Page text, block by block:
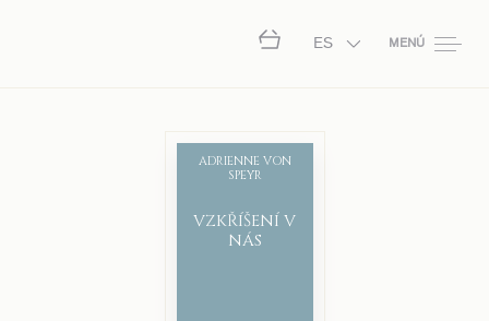
ES MENÚ
VZKŘÍŠENÍ V
NÁS
ADRIENNE VON
SPEYR